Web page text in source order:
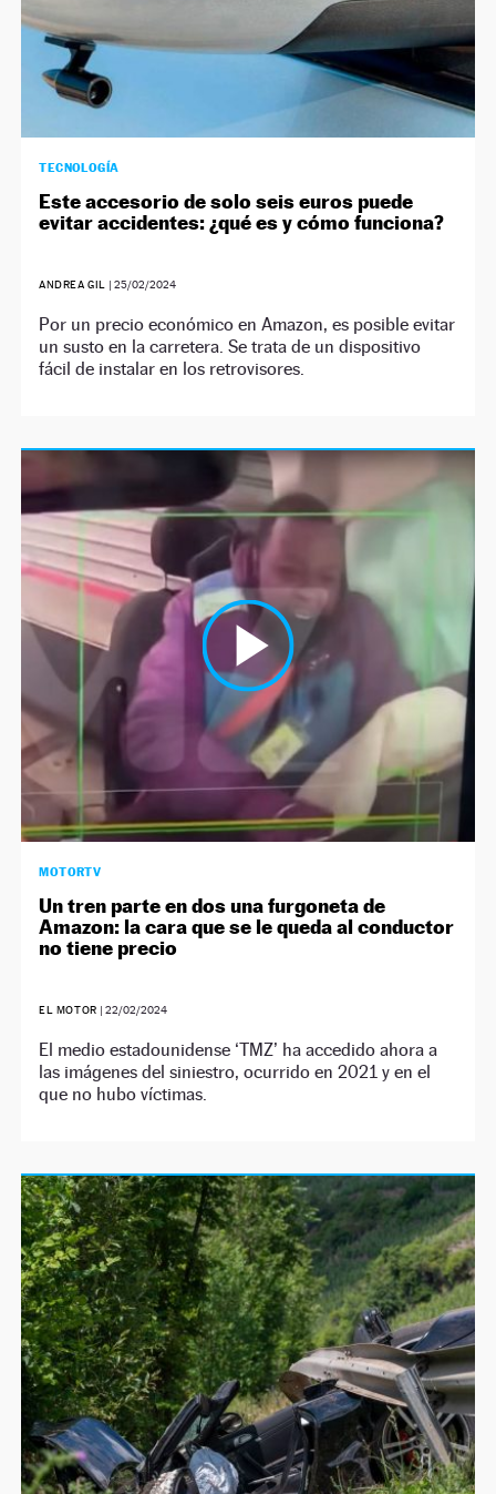
TECNOLOGÍA
Este accesorio de solo seis euros puede
evitar accidentes: ¿qué es y cómo funciona?
ANDREA GIL |25/02/2024
Por un precio económico en Amazon, es posible evitar
un susto en la carretera. Se trata de un dispositivo
fácil de instalar en los retrovisores.
MOTORTV
Un tren parte en dos una furgoneta de
Amazon: la cara que se le queda al conductor
no tiene precio
EL MOTOR |22/02/2024
El medio estadounidense ‘TMZ’ ha accedido ahora a
las imágenes del siniestro, ocurrido en 2021 y en el
que no hubo víctimas.